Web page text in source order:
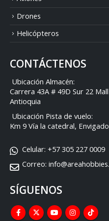
r
o
n
o
*
Drones
Helicópteros
CONTÁCTENOS
Ubicación Almacén:
Carrera 43A # 49D Sur 22
Antioquia
Ubicación Pista de vuelo:
Km 9 Vía la catedral,
Celular: +57 305 227 0009
Correo:
SÍGUENOS